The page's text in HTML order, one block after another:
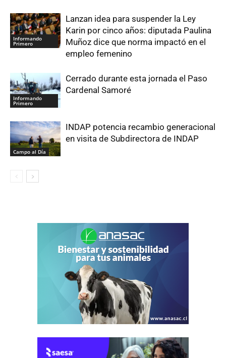
Informando
Primero
Lanzan idea para suspender la Ley
Karin por cinco años: diputada Paulina
Muñoz dice que norma impactó en el
empleo femenino
Informando
Primero
Cerrado durante esta jornada el Paso
Cardenal Samoré
Campo al Día
INDAP potencia recambio generacional
en visita de Subdirectora de INDAP